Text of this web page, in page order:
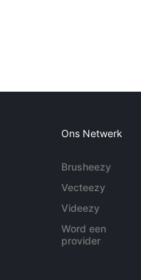
Ons Netwerk
Brusheezy
Vecteezy
Videezy
Word een
provider